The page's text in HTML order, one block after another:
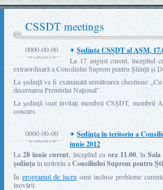
CSSDT meetings
0000-00-00 Şedinţa CSŞDT al AŞM,
La 17 august curent, începînd
extraordinară a Consiliului Suprem pentru Ştiinţă şi
La şedinţă va fi examinată următoarea chestiune:
decernarea Premiului Naţional”.
La şedinţă sunt invitaţi membrii CSŞDT, membrii
concurs.
0000-00-00
Ședinţa în teritoriu a
iunie 2012
La28 iunie curent , începînd cu ora 11.00 , în
şedinţaîn teritoriu aConsiliului Suprem pentru
În programul de lucrusunt incluse probleme
inovării.